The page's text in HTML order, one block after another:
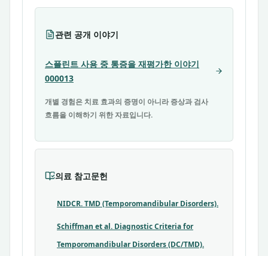
관련 공개 이야기
스플린트 사용 중 통증을 재평가한 이야기
000013
개별 경험은 치료 효과의 증명이 아니라 증상과 검사
흐름을 이해하기 위한 자료입니다.
의료 참고문헌
NIDCR. TMD (Temporomandibular Disorders).
Schiffman et al. Diagnostic Criteria for
Temporomandibular Disorders (DC/TMD).